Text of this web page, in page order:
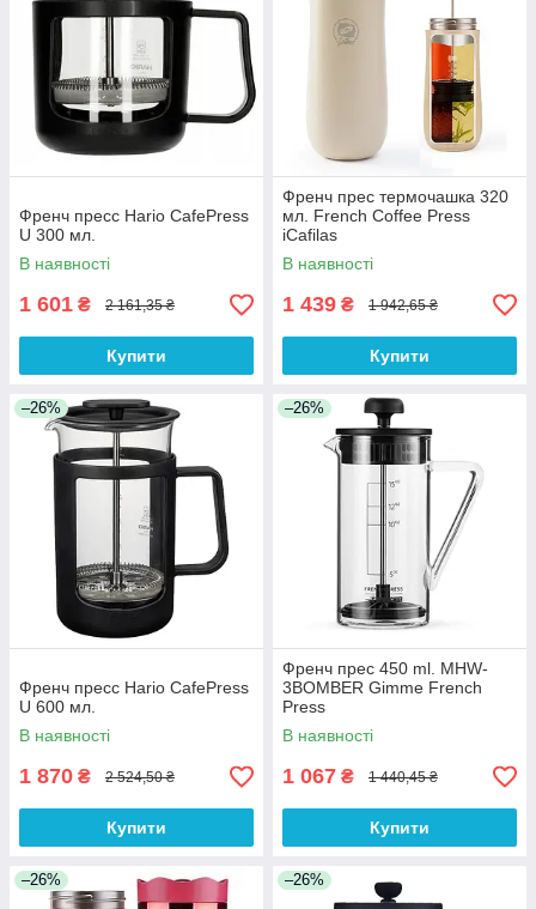
Френч пресс Hario CafePress
U 300 мл.
В наявності
1 601 ₴ 2 161,35 ₴
Купити
Френч прес термочашка 320
мл. French Coffee Press
iCafilas
В наявності
1 439 ₴ 1 942,65 ₴
Купити
–26%
Френч пресс Hario CafePress
U 600 мл.
В наявності
1 870 ₴ 2 524,50 ₴
Купити
–26%
Френч прес 450 ml. MHW-
3BOMBER Gimme French
Press
В наявності
1 067 ₴ 1 440,45 ₴
Купити
–26% –26%